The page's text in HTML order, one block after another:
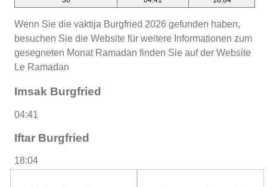
Wenn Sie die vaktija Burgfried 2026 gefunden haben,
besuchen Sie die Website für weitere Informationen zum
gesegneten Monat Ramadan finden Sie auf der Website
Le Ramadan
Imsak Burgfried
04:41
Iftar Burgfried
18:04